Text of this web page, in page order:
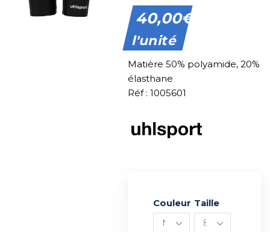
40,00€
l'unité
Matière 50% polyamide, 20%
élasthane
Réf : 1005601
Couleur Taille
Alternative: